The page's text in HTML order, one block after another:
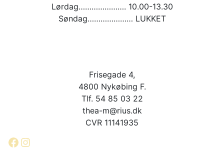
Lørdag…………………. 10.00-13.30
Søndag………………… LUKKET
Frisegade 4,
4800 Nykøbing F.
Tlf. 54 85 03 22
thea-m@rius.dk
CVR 11141935
Facebook
Instagram